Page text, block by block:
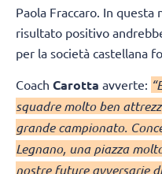
Paola Fraccaro. In questa
risultato positivo
per la società castellana
Coach Carotta avverte:
squadre molto ben
grande campionato.
Legnano, una piazza
nostre future avversarie